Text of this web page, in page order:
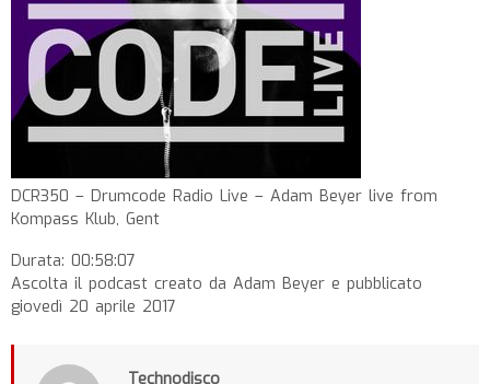
DCR350 – Drumcode Radio Live – Adam Beyer live from
Kompass Klub, Gent
Durata: 00:58:07
Ascolta il podcast creato da Adam Beyer e pubblicato
giovedì 20 aprile 2017
Technodisco